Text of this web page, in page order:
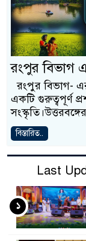
রংপুর বিভাগ
রংপুর বিভাগ-
একটি গুরুত্বপূর্ণ
বিস্তারিত..
Last
১